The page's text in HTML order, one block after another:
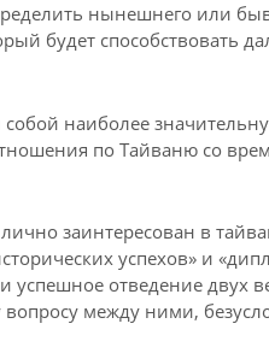
нынешнего или
будет способствовать
наиболее
по Тайваню со
заинтересован в
успехов» и
успешное отведение двух
между ними,